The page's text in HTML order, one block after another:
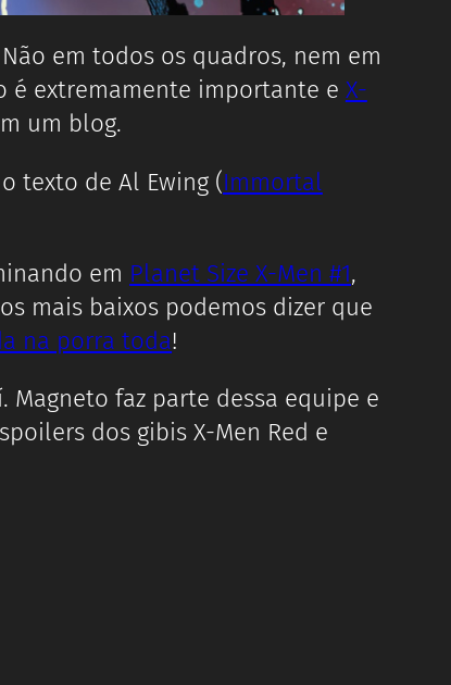
em todos os quadros, nem em
é extremamente importante e X-
um blog.
texto de Al Ewing (Immortal
em Planet Size X-Men #1,
mais baixos podemos dizer que
na porra toda!
Magneto faz parte dessa equipe e
dos gibis X-Men Red e